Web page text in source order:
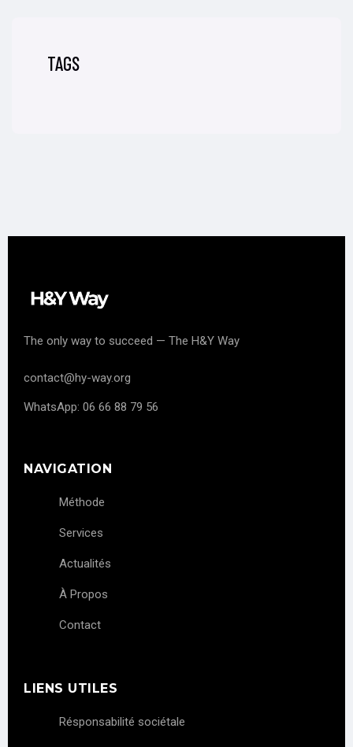
TAGS
The only way to succeed — The H&Y Way
contact@hy-way.org
WhatsApp: 06 66 88 79 56
NAVIGATION
Méthode
Services
Actualités
À Propos
Contact
LIENS UTILES
Résponsabilité sociétale